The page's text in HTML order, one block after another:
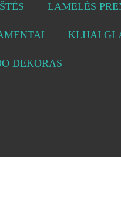
LAMELĖS
KLIJAI
DEKORAS